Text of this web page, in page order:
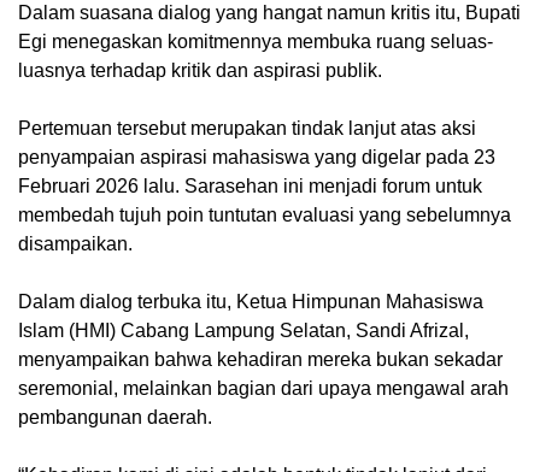
Dalam suasana dialog yang hangat namun kritis itu, Bupati
Egi menegaskan komitmennya membuka ruang seluas-
luasnya terhadap kritik dan aspirasi publik.
Pertemuan tersebut merupakan tindak lanjut atas aksi
penyampaian aspirasi mahasiswa yang digelar pada 23
Februari 2026 lalu. Sarasehan ini menjadi forum untuk
membedah tujuh poin tuntutan evaluasi yang sebelumnya
disampaikan.
Dalam dialog terbuka itu, Ketua Himpunan Mahasiswa
Islam (HMI) Cabang Lampung Selatan, Sandi Afrizal,
menyampaikan bahwa kehadiran mereka bukan sekadar
seremonial, melainkan bagian dari upaya mengawal arah
pembangunan daerah.